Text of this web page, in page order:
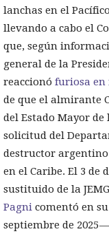
lanchas en el
llevando a cabo el
que, según
general de la
reaccionó furiosa en
de que el almirante
del Estado Mayor de
solicitud del
destructor
en el Caribe. El 3
sustituido de la
Pagni comentó en
septiembre de 2025